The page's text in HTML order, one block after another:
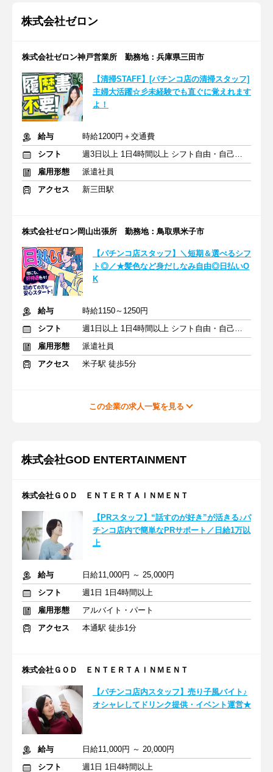
株式会社ゼロン
株式会社ゼロン神戸営業所 勤務地：兵庫県三田市
【清掃STAFF】[パチンコ店の清掃スタッフ]
主婦大活躍☆彡未経験でも直ぐに覚えれます
よ！
給与
時給1200円＋交通費
シフト
週3日以上 1日4時間以上 シフト自由・自己申告
雇用形態
派遣社員
アクセス
新三田駅
株式会社ゼロン岡山出張所 勤務地：鳥取県米子市
【パチンコ店スタッフ】＼短期＆選べるシフ
ト◎／★髪色など身だしなみ自由◎日払いO
K
給与
時給1150～1250円
シフト
週1日以上 1日4時間以上 シフト自由・自己申告
雇用形態
派遣社員
アクセス
米子駅 徒歩5分
この企業の求人一覧を見る
株式会社GOD ENTERTAINMENT
株式会社ＧＯＤ ＥＮＴＥＲＴＡＩＮＭＥＮＴ
【PRスタッフ】“話すのが好き”が活きる♪パ
チンコ店内で簡単なPRサポート／日給1万以
上
給与
日給11,000円 ～ 25,000円
シフト
週1日 1日4時間以上
雇用形態
アルバイト・パート
アクセス
本通駅 徒歩1分
株式会社ＧＯＤ ＥＮＴＥＲＴＡＩＮＭＥＮＴ
【パチンコ店内スタッフ】売り子風バイト♪
オシャレしてドリンク提供・イベント運営★
給与
日給11,000円 ～ 20,000円
シフト
週1日 1日4時間以上